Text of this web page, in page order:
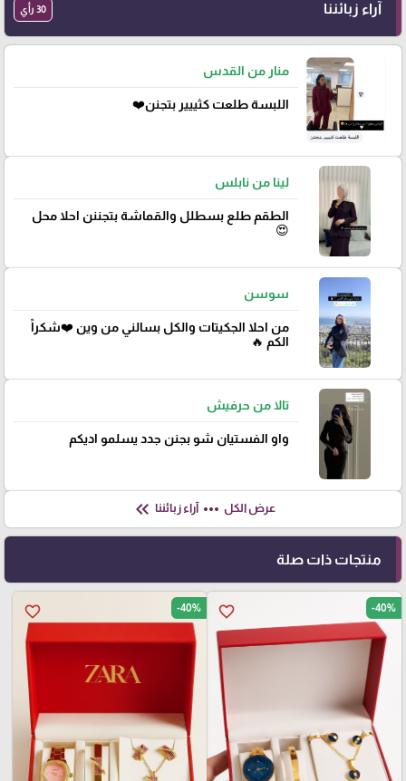
آراء زبائننا 30 رأي
منار من القدس
اللبسة طلعت كثييير بتجنن❤️
لينا من نابلس
الطقم طلع بسطلل والقماشة بتجننن احلا محل
😍
سوسن
من احلا الجكيتات والكل بسالني من وين ❤️شكراً
الكم 🔥
تالا من حرفيش
واو الفستيان شو بجنن جدد يسلمو اديكم
عرض الكل more_horiz آراء زبائننا keyboard_double_arrow_left
منتجات ذات صلة
favorite_border -40%
favorite_border -40%